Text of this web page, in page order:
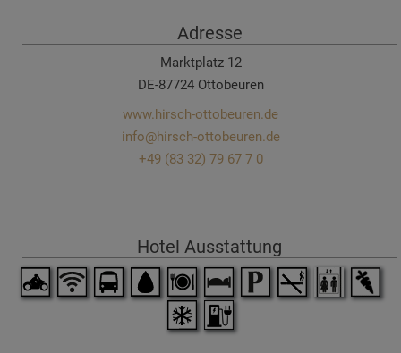
Adresse
Marktplatz 12
DE-87724 Ottobeuren
www.hirsch-ottobeuren.de
info@hirsch-ottobeuren.de
+49 (83 32) 79 67 7 0
Hotel Ausstattung